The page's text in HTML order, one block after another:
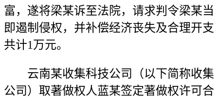
富，遂将梁某诉至法院，请求判令梁某当
即遏制侵权，并补偿经济丧失及合理开支
共计1万元。
云南某收集科技公司（以下简称收集
公司）取著做权人蓝某签定著做权许可合